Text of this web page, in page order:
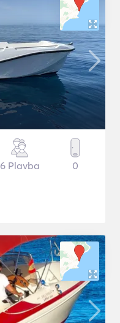
6 Plavba 0